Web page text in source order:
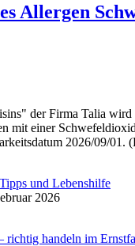
Allergen
der Firma Talia
mit einer
2026/09/01.
und Lebenshilfe
2026
richtig handeln im